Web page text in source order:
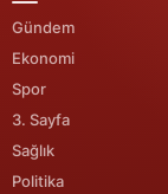
Gündem
Ekonomi
Spor
3. Sayfa
Sağlık
Politika